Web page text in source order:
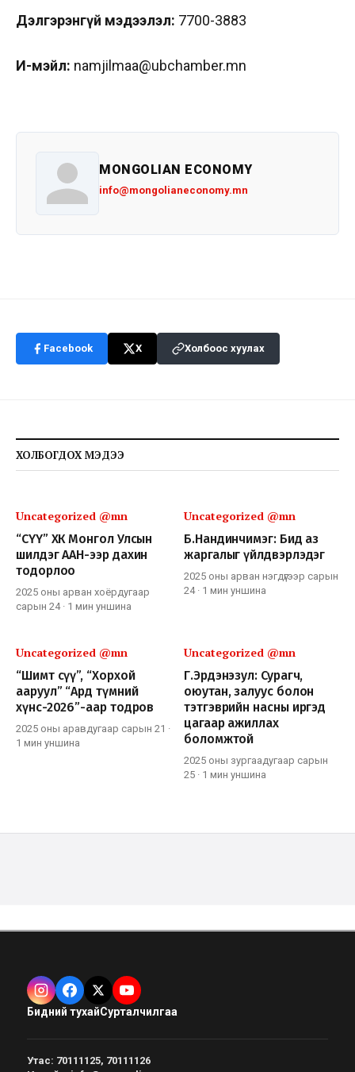
Дэлгэрэнгүй мэдээлэл: 7700-3883
И-мэйл: namjilmaa@ubchamber.mn
MONGOLIAN ECONOMY
info@mongolianeconomy.mn
Facebook X Холбоос хуулах
ХОЛБОГДОХ МЭДЭЭ
Uncategorized @mn
“СҮҮ” ХК Монгол Улсын
шилдэг ААН-ээр дахин
тодорлоо
2025 оны арван хоёрдугаар
сарын 24· 1 мин уншина
Uncategorized @mn
Б.Нандинчимэг: Бид аз
жаргалыг үйлдвэрлэдэг
2025 оны арван нэгдүгээр сарын
24· 1 мин уншина
Uncategorized @mn
“Шимт сүү”, “Хорхой
ааруул” “Ард түмний
хүнс-2026”-аар тодров
2025 оны аравдугаар сарын 21 ·
1 мин уншина
Uncategorized @mn
Г.Эрдэнэзул: Сурагч,
оюутан, залуус болон
тэтгэврийн насны иргэд
цагаар ажиллах
боломжтой
2025 оны зургаадугаар сарын
25 · 1 мин уншина
Бидний тухайСурталчилгаа
Утас: 70111125, 70111126